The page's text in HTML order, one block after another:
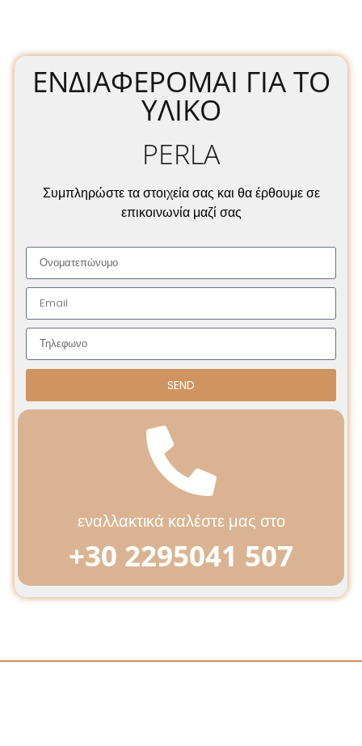
ΕΝΔΙΑΦΈΡΟΜΑΙ ΓΙΑ ΤΟ
ΥΛΙΚΌ
PERLA
Συμπληρώστε τα στοιχεία σας και θα έρθουμε σε
επικοινωνία μαζί σας
SEND
εναλλακτικά καλέστε μας στο
+30 2295041 507